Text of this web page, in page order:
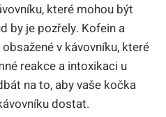
které mohou být
by je pozřely. Kofein a
v kávovníku, které
reakce a intoxikaci u
na to, aby vaše kočka
dostat.